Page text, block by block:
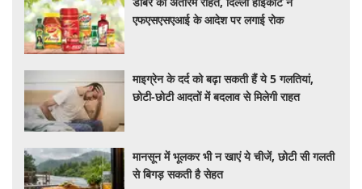
एफएसएसएआई के आदेश पर लगाई रोक
माइग्रेन के दर्द को बढ़ा सकती हैं ये 5 गलतियां,
छोटी-छोटी आदतों में बदलाव से मिलेगी राहत
मानसून में भूलकर भी न खाएं ये चीजें, छोटी सी गलती
से बिगड़ सकती है सेहत